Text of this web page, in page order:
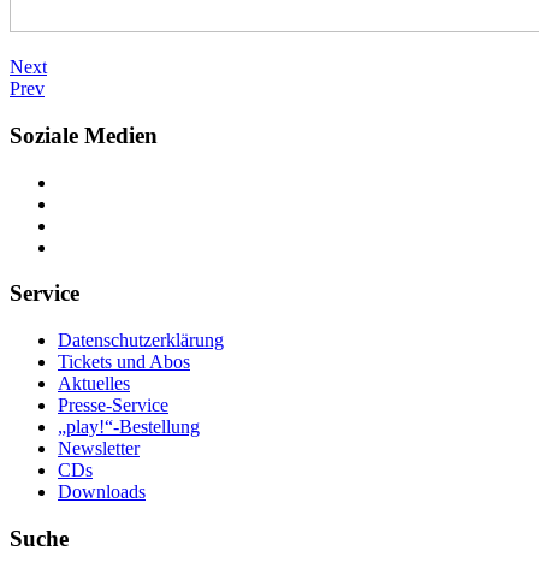
Next
Prev
Soziale Medien
Service
Datenschutzerklärung
Tickets und Abos
Aktuelles
Presse-Service
„play!“-Bestellung
Newsletter
CDs
Downloads
Suche